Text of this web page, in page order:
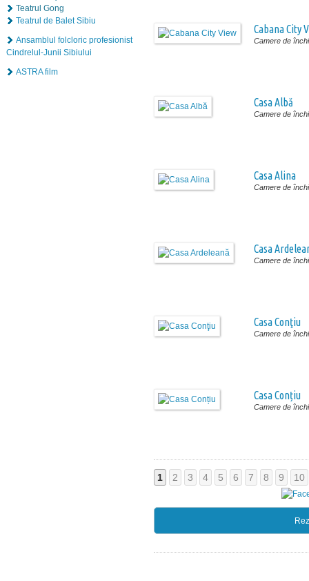
Teatrul Gong
Teatrul de Balet Sibiu
Ansamblul folcloric profesionist
Cindrelul-Junii Sibiului
ASTRA film
Cabana City
Camere de
Casa Albă
Camere de
Casa Alina
Camere de
Casa
Camere de
Casa Conţiu
Camere de
Casa Conțiu
Camere de
1 2 3 4 5 6 7 8 9 10